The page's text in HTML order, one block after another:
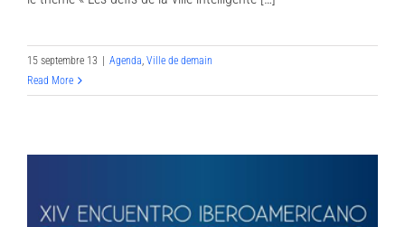
15 septembre 13 | Agenda Ville de demain
Read More